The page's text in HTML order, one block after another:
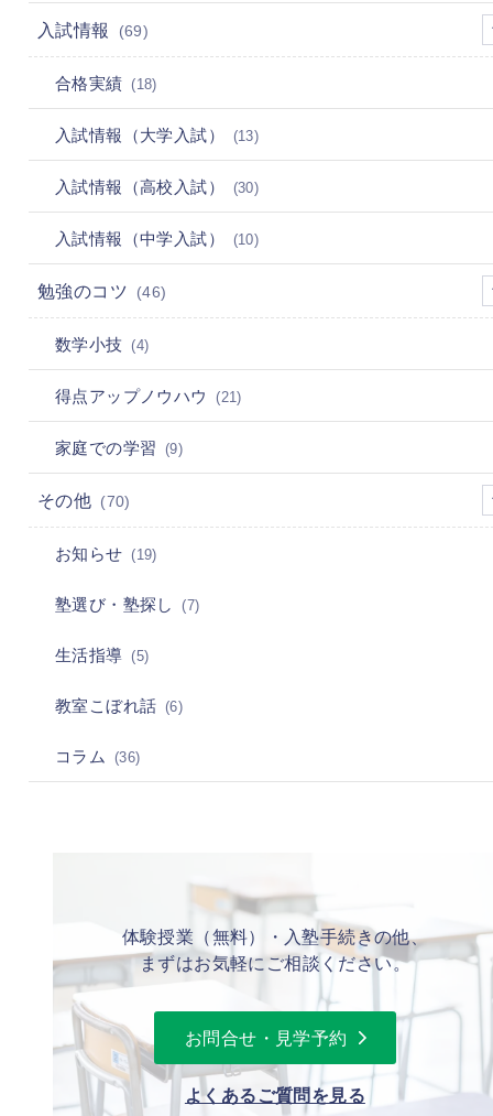
入試情報 (69)
合格実績 (18)
入試情報（大学入試） (13)
入試情報（高校入試） (30)
入試情報（中学入試） (10)
勉強のコツ (46)
数学小技 (4)
得点アップノウハウ (21)
家庭での学習 (9)
その他 (70)
お知らせ (19)
塾選び・塾探し (7)
生活指導 (5)
教室こぼれ話 (6)
コラム (36)
体験授業（無料）・入塾手続きの他、
まずはお気軽にご相談ください。
お問合せ・見学予約
よくあるご質問を見る